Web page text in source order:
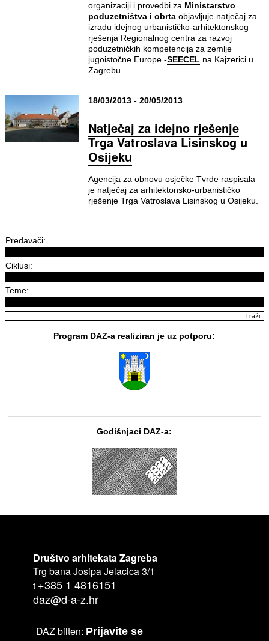
organizaciji i provedbi za Ministarstvo
poduzetništva i obrta objavljuje natječaj za
izradu idejnog urbanističko-arhitektonskog
rješenja Regionalnog centra za razvoj
poduzetničkih kompetencija za zemlje
jugoistočne Europe-SEECEL na Kajzerici u
Zagrebu.
18/03/2013 - 20/05/2013
Natječaj za idejno rješenje
Trga Vatroslava Lisinskog u
Osijeku
Agencija za obnovu osječke Tvrđe raspisala
je natječaj za arhitektonsko-urbanističko
rješenje Trga Vatroslava Lisinskog u Osijeku.
Predavači:
Ciklusi:
Teme:
Program DAZ-a realiziran je uz potporu:
Godišnjaci DAZ-a:
Društvo arhitekata Zagreba
Trg bana Josipa Jelacica 3/1
t +385 1 4816151
daz@d-a-z.hr
DAZ bilten: Prijavite se